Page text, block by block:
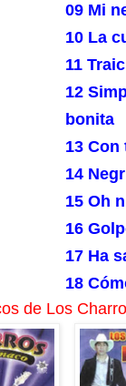
09 Mi
10 La
11
12
bonita
13 Con
14
15 Oh
16
17 Ha
18
de Los